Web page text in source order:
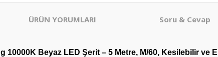
ÜRÜN YORUMLARI Soru & Cevap
10000K Beyaz LED Şerit – 5 Metre, M/60, Kesilebilir ve